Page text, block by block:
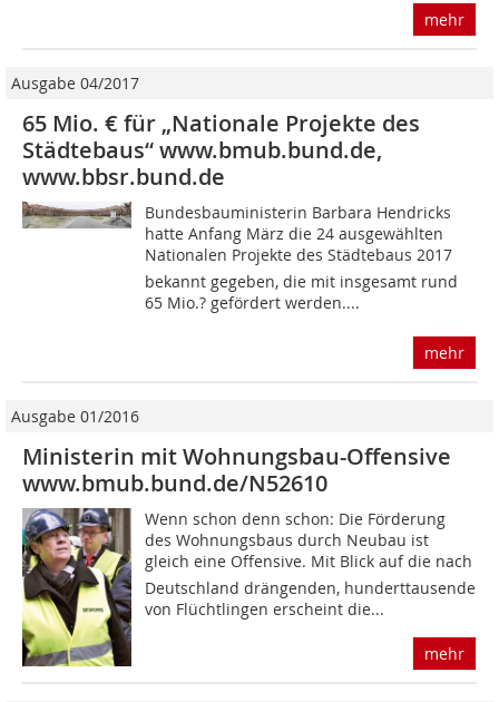
mehr
Ausgabe 04/2017
65 Mio. € für „Nationale Projekte des
Städtebaus“ www.bmub.bund.de,
www.bbsr.bund.de
Bundesbauministerin Barbara Hendricks
hatte Anfang März die 24 ausgewählten
Nationalen Projekte des Städtebaus 2017
bekannt gegeben, die mit insgesamt rund
65 Mio.? gefördert werden....
mehr
Ausgabe 01/2016
Ministerin mit Wohnungsbau-Offensive
www.bmub.bund.de/N52610
Wenn schon denn schon: Die Förderung
des Wohnungsbaus durch Neubau ist
gleich eine Offensive. Mit Blick auf die nach
Deutschland drängenden, hunderttausende
von Flüchtlingen erscheint die...
mehr